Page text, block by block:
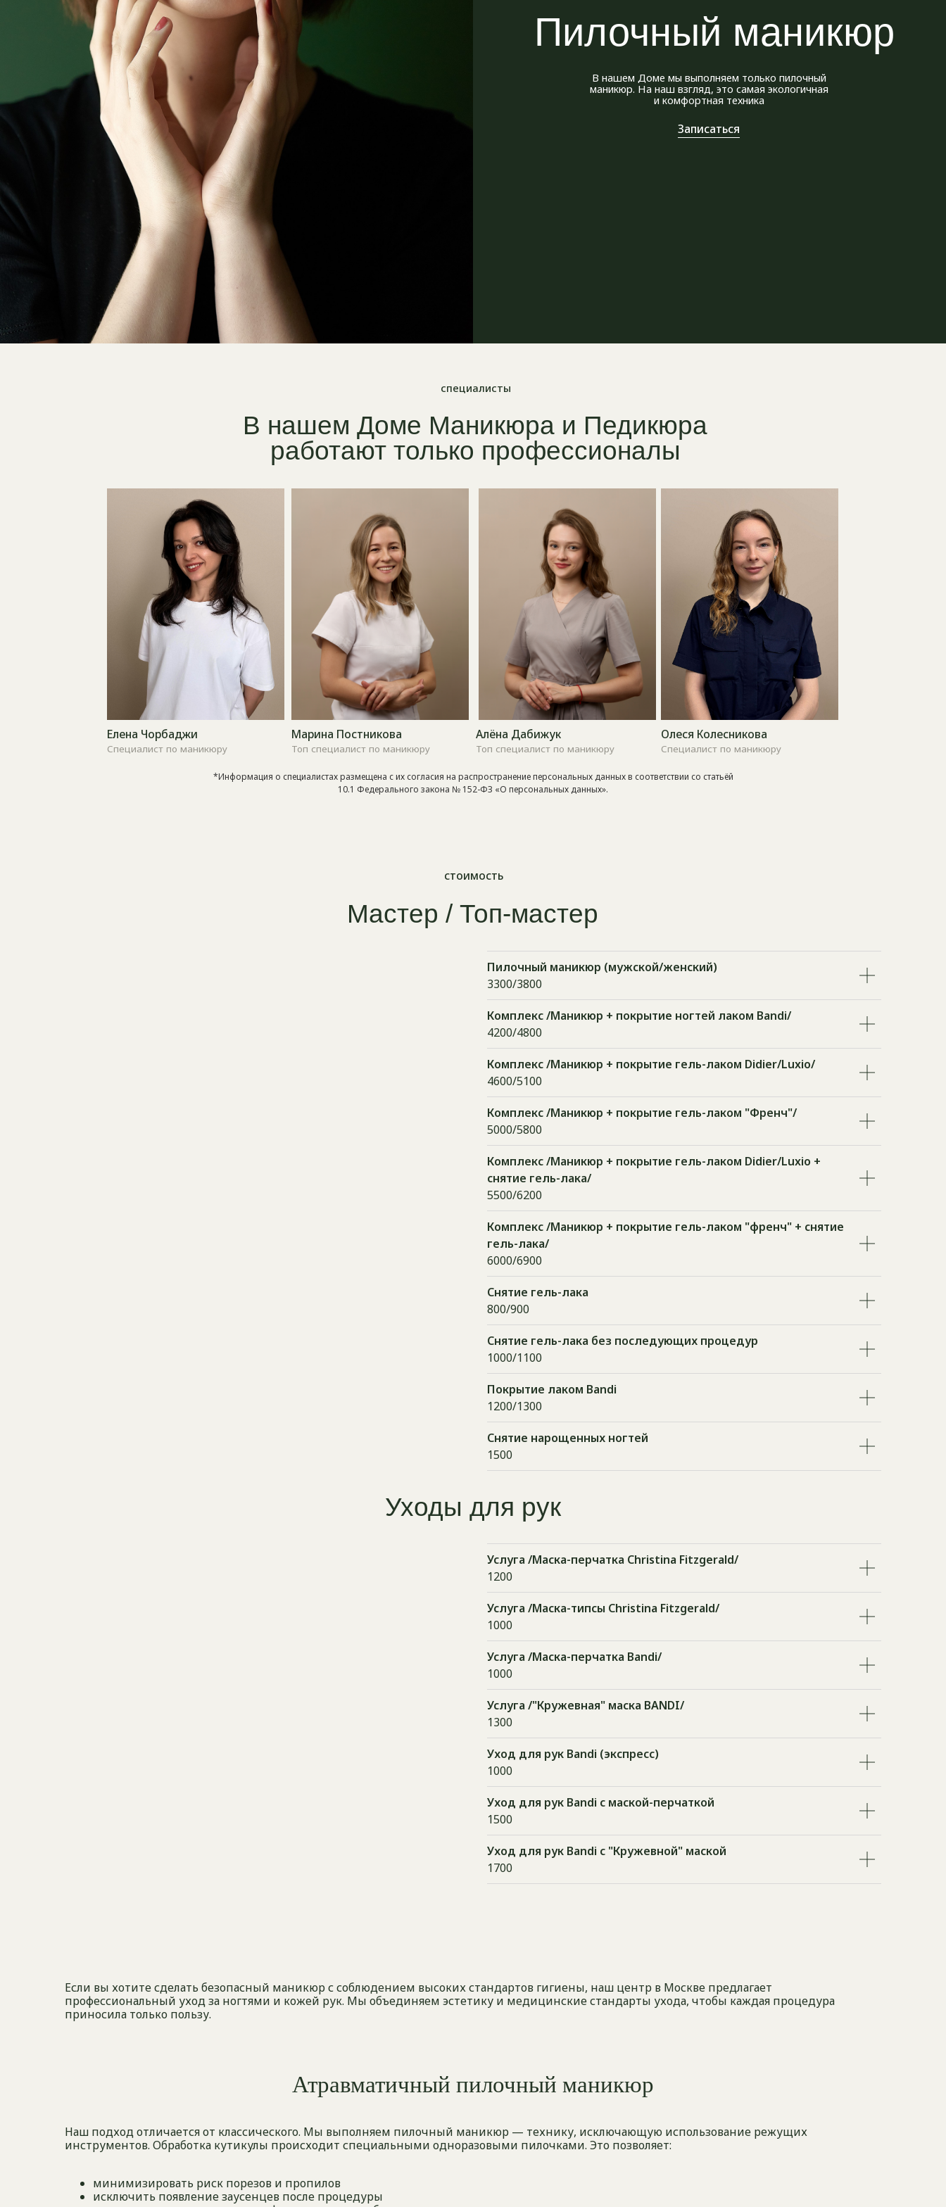
В нашем Доме мы выполняем только пилочный
маникюр. На наш взгляд, это самая экологичная
Записаться
Олеся Колесникова
Специалист по маникюру
Елена Чорбаджи
Специалист по маникюру
Марина Постникова
Топ специалист по маникюру
Алёна Дабижук
Топ специалист по маникюру
В нашемДоме Маникюра и Педикюра
*Информация о специалистах размещена с их согласия на распространение персональных данных в соответствии со статьёй
10.1 Федерального закона № 152-ФЗ «О персональных данных».
стоимость
Мастер / Топ-мастер
Пилочный маникюр (мужской/женский)
3300/3800
Комплекс /Маникюр + покрытие ногтей лаком Bandi/
4200/4800
Комплекс /Маникюр + покрытие гель-лаком Didier/Luxio/
4600/5100
Комплекс /Маникюр + покрытие гель-лаком "Френч"/
5000/5800
Комплекс /Маникюр + покрытие гель-лаком Didier/Luxio +
снятие гель-лака/
5500/6200
Комплекс /Маникюр + покрытие гель-лаком "френч" + снятие
гель-лака/
6000/6900
Снятие гель-лака
800/900
Снятие гель-лака без последующих процедур
1000/1100
Покрытие лаком Bandi
1200/1300
Снятие нарощенных ногтей
1500
Уходы для рук
Услуга /Маска-перчатка Сhristina Fitzgerald/
1200
Услуга /Маска-типсы Сhristina Fitzgerald/
1000
Услуга /Маска-перчатка Bandi/
1000
Услуга /"Кружевная" маска BANDI/
1300
Уход для рук Bandi (экспресс)
1000
Уход для рук Bandi с маской-перчаткой
1500
Уход для рук Bandi с "Кружевной" маской
1700
Если вы хотите сделать безопасный маникюр с соблюдением высоких стандартов гигиены, наш центр в Москве предлагает
профессиональный уход за ногтями и кожей рук. Мы объединяем эстетику и медицинские стандарты ухода, чтобы каждая процедура
приносила только пользу.
Атравматичный пилочный маникюр
Наш подход отличается от классического. Мы выполняем пилочный маникюр — технику, исключающую использование режущих
инструментов. Обработка кутикулы происходит специальными одноразовыми пилочками. Это позволяет:
минимизировать риск порезов и пропилов
исключить появление заусенцев после процедуры